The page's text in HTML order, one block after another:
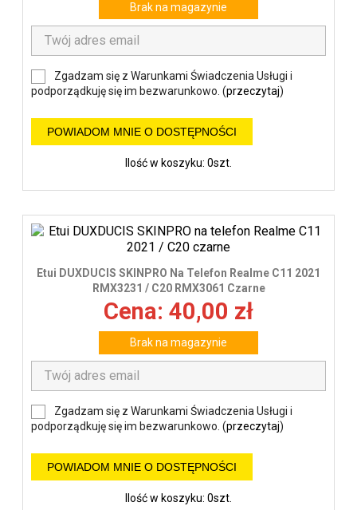
Brak na magazynie
Zgadzam się z Warunkami Świadczenia Usługi i
podporządkuję się im bezwarunkowo. (przeczytaj)
POWIADOM MNIE O DOSTĘPNOŚCI
Ilość w koszyku: 0szt.
Etui DUXDUCIS SKINPRO Na Telefon Realme C11 2021
RMX3231 / C20 RMX3061 Czarne
Cena: 40,00 zł
Brak na magazynie
Zgadzam się z Warunkami Świadczenia Usługi i
podporządkuję się im bezwarunkowo. (przeczytaj)
POWIADOM MNIE O DOSTĘPNOŚCI
Ilość w koszyku: 0szt.